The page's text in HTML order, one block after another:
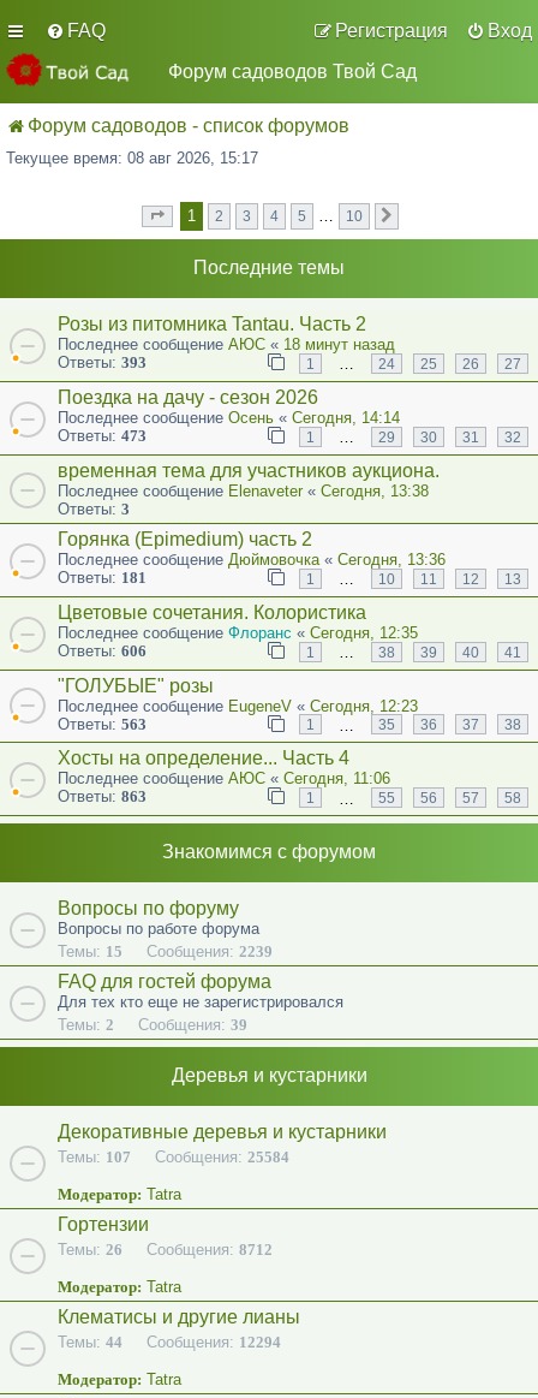
FAQ Вход
Регистрация
Форум садоводов Твой Сад
Форум садоводов - список форумов
Текущее время: 08 авг 2026, 15:17
Страница 1из 10
1 2 3 4 5 … 10
Последние темы
Розы из питомника Tantau. Часть 2
Последнее сообщение АЮС « 18 минут назад
Ответы: 393 1 … 24 25 26 27
Поездка на дачу - сезон 2026
Последнее сообщение Осень « Сегодня, 14:14
Ответы: 473 1 … 29 30 31 32
временная тема для участников аукциона.
Последнее сообщение Elenaveter « Сегодня, 13:38
Ответы: 3
Горянка (Epimedium) часть 2
Последнее сообщение Дюймовочка « Сегодня, 13:36
Ответы: 181 1 … 10 11 12 13
Цветовые сочетания. Колористика
Последнее сообщение Флоранс « Сегодня, 12:35
Ответы: 606 1 38 39 40 41
"ГОЛУБЫЕ" розы
Последнее сообщение EugeneV « Сегодня, 12:23
Ответы: 563 1 35 36 37 38
Хосты на определение... Часть 4
Последнее сообщение АЮС « Сегодня, 11:06
Ответы: 863 1 55 56 57 58
Знакомимся с форумом
Вопросы по форуму
Вопросы по работе форума
Темы: 15 Сообщения: 2239
FAQ для гостей форума
Для тех кто еще не зарегистрировался
Темы: 2 Сообщения: 39
Деревья и кустарники
Декоративные деревья и кустарники
Темы: 107 Сообщения: 25584
Модератор: Tatra
Гортензии
Темы: 26 Сообщения: 8712
Модератор: Tatra
Клематисы и другие лианы
Темы: 44 Сообщения: 12294
Модератор: Tatra